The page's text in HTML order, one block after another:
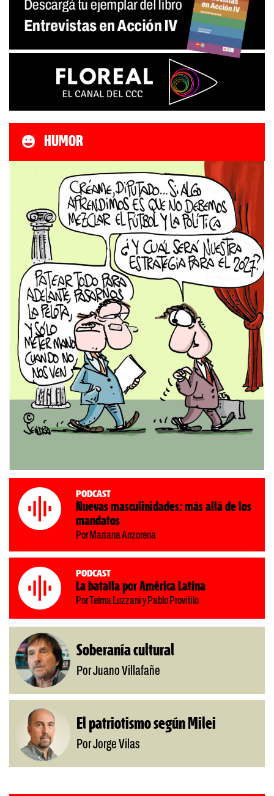
HUMOR
Podcast
Nuevas masculinidades: más allá de los
mandatos
Por Mariana Anzorena
Podcast
La batalla por América Latina
Por Telma Luzzani y Pablo Provitilo
Soberanía cultural
Por Juano Villafañe
El patriotismo según Milei
Por Jorge Vilas